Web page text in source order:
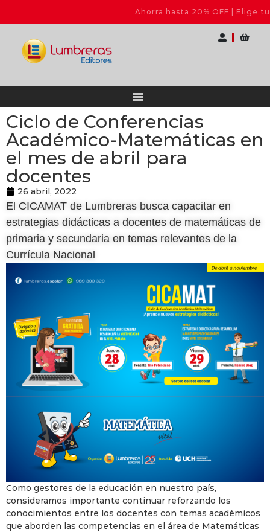
Ahorra hasta 20% OFF | Elige tu pack
Ciclo de Conferencias
Académico-Matemáticas en
el mes de abril para
docentes
26 abril, 2022
El CICAMAT de Lumbreras busca capacitar en
estrategias didácticas a docentes de matemáticas de
primaria y secundaria en temas relevantes de la
Currícula Nacional
Como gestores de la educación en nuestro país,
consideramos importante continuar reforzando los
conocimientos entre los docentes con temas académicos
que aborden las competencias en el área de Matemáticas